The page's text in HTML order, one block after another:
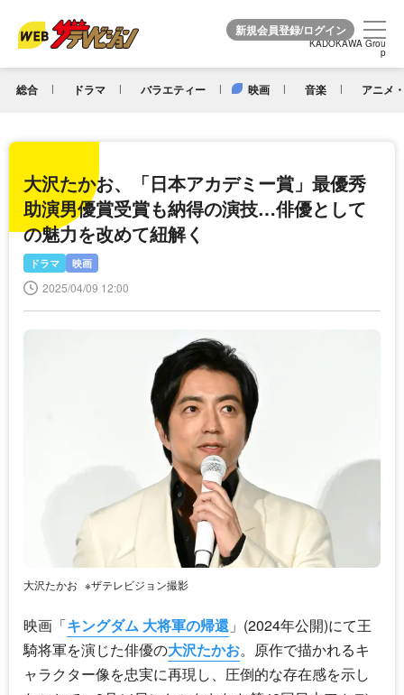
KADOKAWA Grou
p
総合 ドラマ バラエティー 映画 音楽 アニメ
KADOKAWA Grou
p
大沢たかお、「日本アカデミー賞」最優秀
助演男優賞受賞も納得の演技…俳優として
の魅力を改めて紐解く
ドラマ 映画
2025/04/09 12:00
大沢たかお ※ザテレビジョン撮影
映画「キングダム 大将軍の帰還 」(2024年公開)にて王
騎将軍を演じた俳優の大沢たかお。原作で描かれるキ
ャラクター像を忠実に再現し、圧倒的な存在感を示し